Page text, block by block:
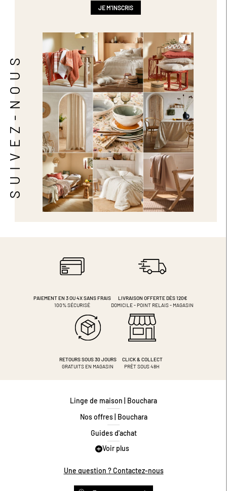
SUIVEZ-NOUS
JE M'INSCRIS
PAIEMENT EN 3 OU 4XSANS FRAIS
100% SÉCURISÉ
LIVRAISON OFFERTE DÈS 120€
DOMICILE - POINT RELAIS - MAGASIN
RETOURS SOUS 30 JOURS
GRATUITS EN MAGASIN
CLICK & COLLECT
PRÊT SOUS 48H
Linge de maison | Bouchara
Nos offres | Bouchara
Guides d'achat
Guide des tailles
Voir plus
Une question ? Contactez-nous